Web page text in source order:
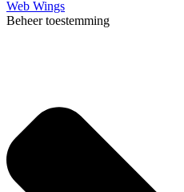
Web Wings
Beheer toestemming